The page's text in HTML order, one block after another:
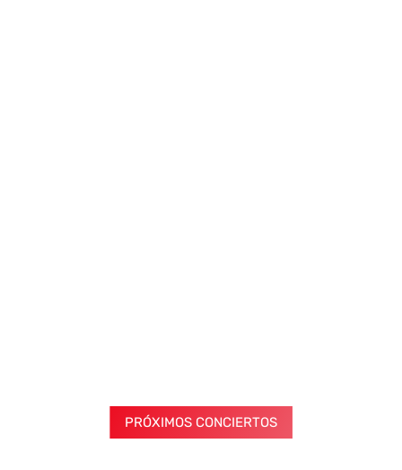
PRÓXIMOS CONCIERTOS